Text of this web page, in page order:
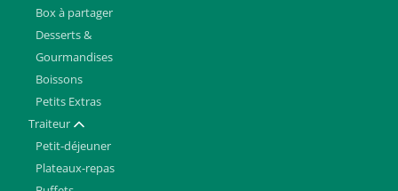
Box à partager
Desserts &
Gourmandises
Boissons
Petits Extras
Traiteur Afficher / masquer
Petit-déjeuner
Plateaux-repas